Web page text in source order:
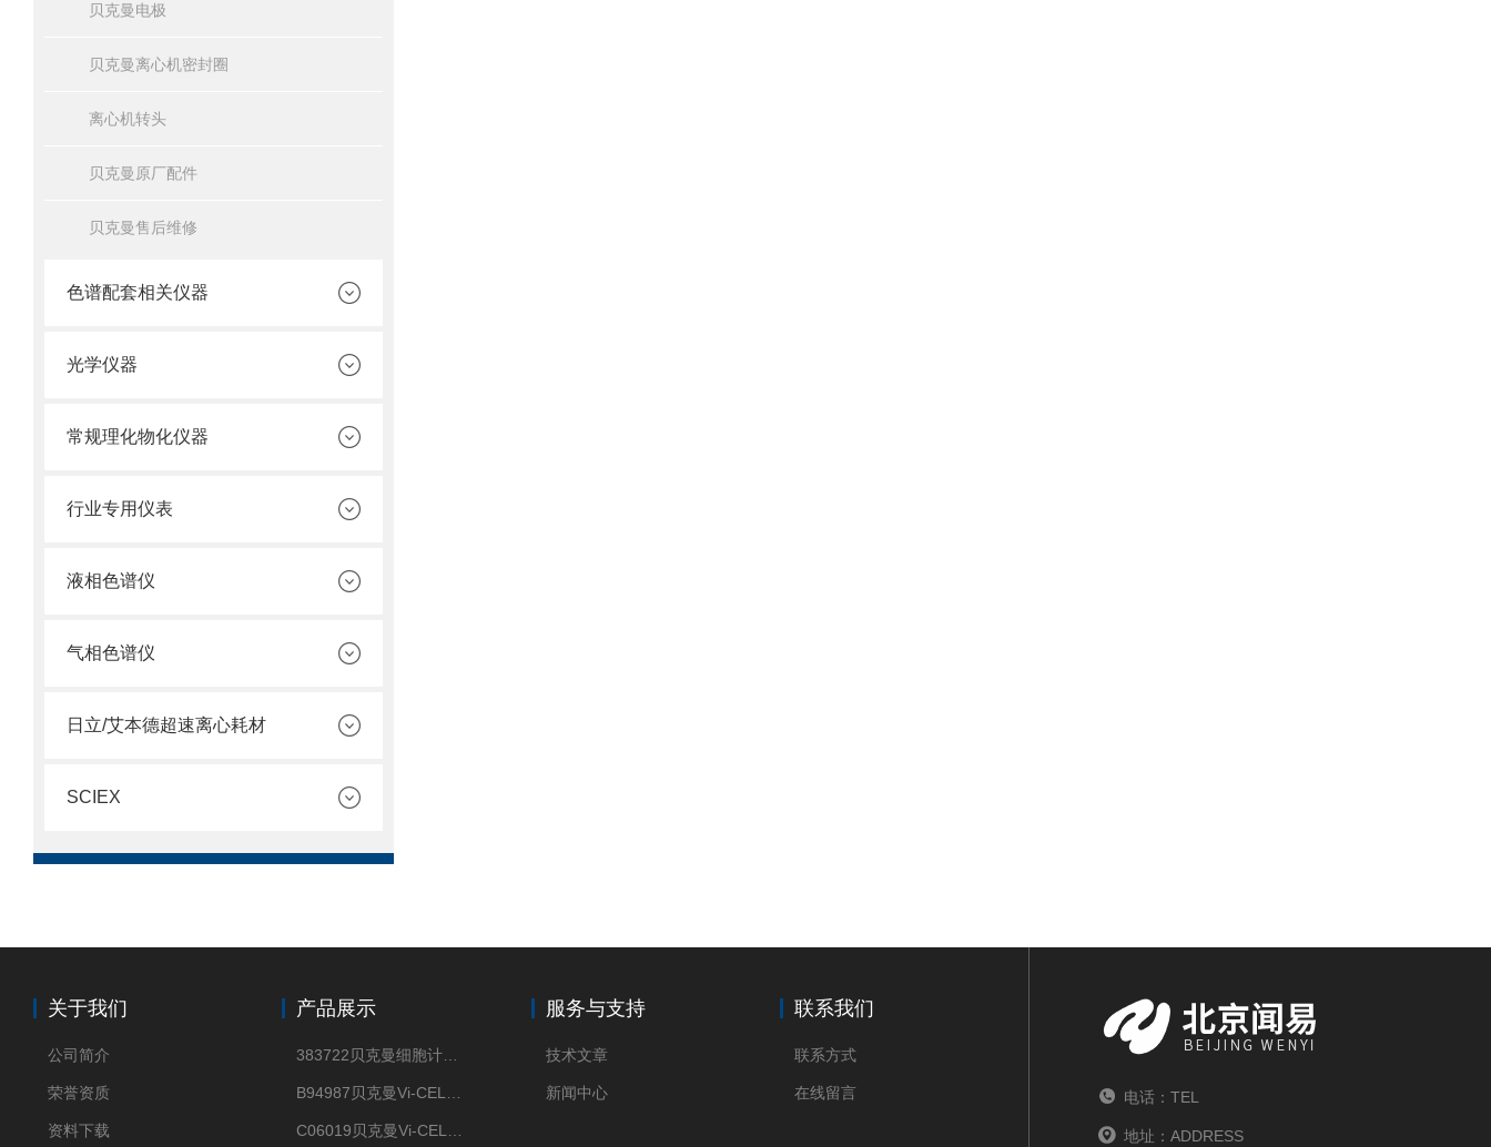
贝克曼电极
贝克曼离心机密封圈
离心机转头
贝克曼原厂配件
贝克曼售后维修
色谱配套相关仪器
光学仪器
常规理化物化仪器
行业专用仪表
液相色谱仪
气相色谱仪
日立/艾本德超速离心耗材
SCIEX
关于我们
公司简介
荣誉资质
资料下载
产品展示 服务与支持
技术文章
新闻中心
联系我们
联系方式
在线留言 电话：TEL
地址：ADDRESS